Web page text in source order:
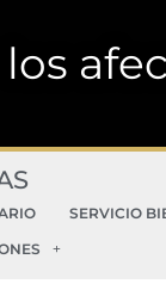
SERVICIO